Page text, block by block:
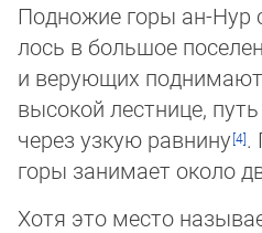
Под­но­жие горы ан-Нур
лось в большое
и ве­рую­щих
высокой лестнице,
через уз­кую равнину
.
горы занимает около
Хотя это место